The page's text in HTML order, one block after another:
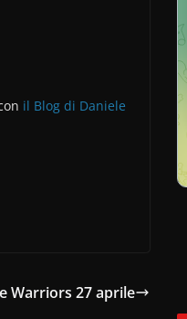
il Blog di Daniele
Warriors 27 aprile